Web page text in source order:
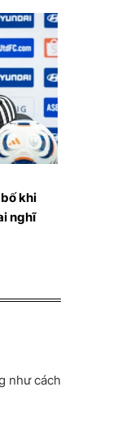
như cách